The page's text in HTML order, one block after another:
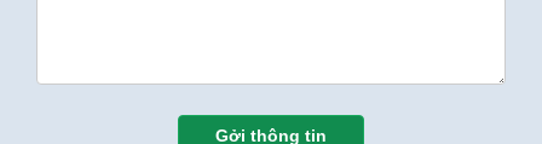
Gởi thông tin